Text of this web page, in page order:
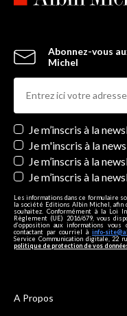
Abonnez-vous
Michel
Newsletters
Je m’inscris à la
Je m'inscris à la
Je m’inscris à la
Je m’inscris à la
Les informations dans ce formulaire
la société Editions Albin Michel,
souhaitez. Conformément à la Loi
Règlement (UE) 2016/679, vous
d’opposition aux informations
contactant par courriel à info-
Service Communication digitale, 22
politique de protection de vos
A Propos